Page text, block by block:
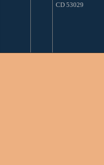
CD 53029